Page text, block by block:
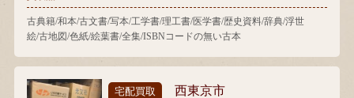
古典籍/和本/古文書/写本/工学書/理工書/医学書/歴史資料/辞典/浮世
絵/古地図/色紙/絵葉書/全集/ISBNコードの無い古本
宅配買取 西東京市